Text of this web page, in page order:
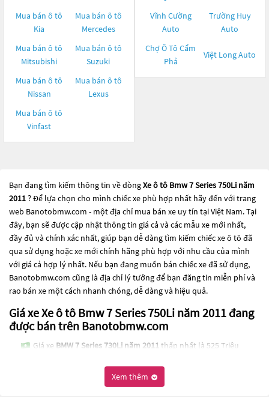
Mua bán ô tô
Kia
Mua bán ô tô
Mercedes
Mua bán ô tô
Mitsubishi
Mua bán ô tô
Suzuki
Mua bán ô tô
Nissan
Mua bán ô tô
Lexus
Mua bán ô tô
Vinfast
Vĩnh Cường
Auto
Trường Huy
Auto
Chợ Ô Tô Cẩm
Phả
Việt Long Auto
Bạn đang tìm kiếm thông tin về dòngXe ô tô Bmw 7 Series 750Li năm
2011? Để lựa chọn cho mình chiếc xe phù hợp nhất hãy đến với trang
web Banotobmw.com - một địa chỉ mua bán xe uy tín tại Việt Nam. Tại
đây, bạn sẽ được cập nhật thông tin giá cả và các mẫu xe mới nhất,
đầy đủ và chính xác nhất, giúp bạn dễ dàng tìm kiếm chiếc xe ô tô đã
qua sử dụng hoặc xe mới chính hãng phù hợp với nhu cầu của mình
với giá cả hợp lý nhất. Nếu bạn đang muốn bán chiếc xe đã sử dụng,
Banotobmw.com cũng là địa chỉ lý tưởng để bạn đăng tin miễn phí và
rao bán xe một cách nhanh chóng, dễ dàng và hiệu quả.
Giá xe Xe ô tô Bmw 7 Series 750Li năm 2011 đang
được bán trên Banotobmw.com
Giá xe BMW 7 Series 730Li năm 2011 thấp nhất là 525 Triệu
Xe ô tô Bmw 7 Series 750Li năm 2011
chọn phổ biến cho những người đang tìm kiếm chiếc xe đáng tin cậy.
Xem thêm